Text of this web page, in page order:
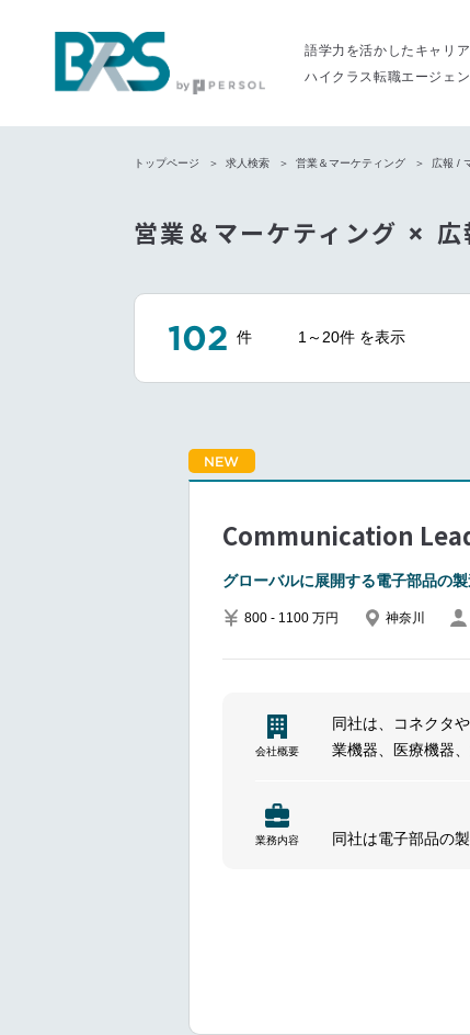
語学力を活かしたキャリ
ハイクラス転職エージェン
トップページ 求人検索 営業＆マーケティング 広報 /
営業＆マーケティング ×
102 件 1～20件 を表示
NEW
Communication
グローバルに展開する電子部品の
800 - 1100 万円 神奈川
会社概要
同社は、コネクタ
業機器、医療機器
業務内容
同社は電子部品の
インターナルコミ